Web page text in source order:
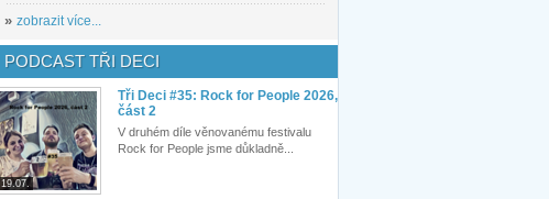
» zobrazit více...
PODCAST TŘI DECI
19.07.
Tři Deci #35: Rock for People 2026,
část 2
V druhém díle věnovanému festivalu
Rock for People jsme důkladně...